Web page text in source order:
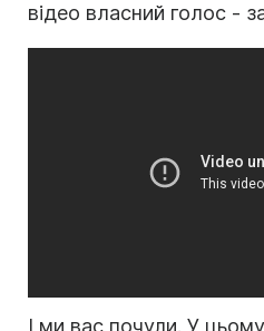
відео власний голос -
І ми вас почули. У